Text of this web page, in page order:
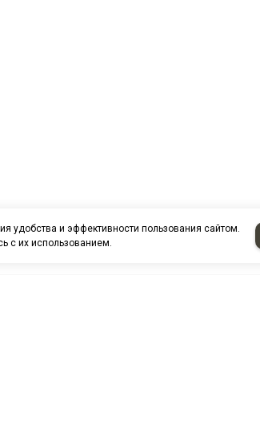
удобства и эффективности пользования сайтом.
с их использованием.